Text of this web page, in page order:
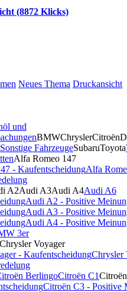
(8872 Klicks)
Neues Thema Druckansicht
und
BMWChryslerCitroën
Sonstige FahrzeugeSubaruToyota
Alfa Romeo 147
- KaufentscheidungAlfa
A2Audi A3Audi A4Audi A6
Audi A2 - Positive
Audi A3 - Positive
Audi A4 - Positive
3er
Chrysler Voyager
- KaufentscheidungChrysler
BerlingoCitroën C1
Citroën C3 - Positive